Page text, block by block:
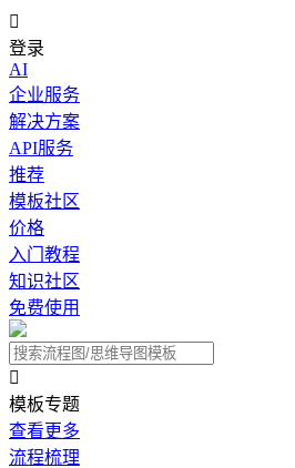

登录
AI
企业服务
解决方案
API服务
推荐
模板社区
价格
入门教程
知识社区
免费使用

模板专题
查看更多
流程梳理